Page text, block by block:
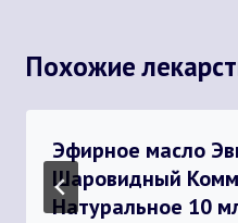
Похожие
Эфирное масло
Шаровидный
Натуральное 10